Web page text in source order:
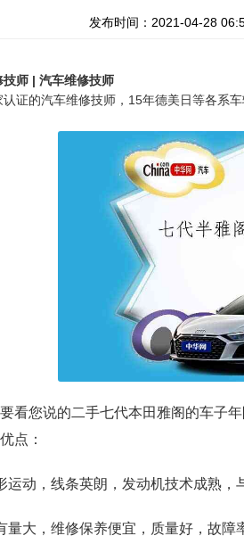
发布时间：2021-04-28
技师 | 汽车维修技师
看您说的二手七代本田雅阁的车子
点：
运动，线条英朗，发动机技术成熟，
量大，维修保养便宜，质量好，故障